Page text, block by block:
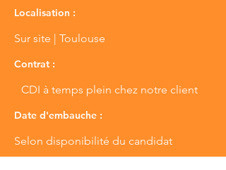
Localisation :
Sur site | Toulouse
Contrat :
CDI à temps plein chez notre client
Date d'embauche :
Selon disponibilité du candidat